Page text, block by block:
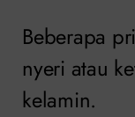
Beberapa
nyeri atau
kelamin.